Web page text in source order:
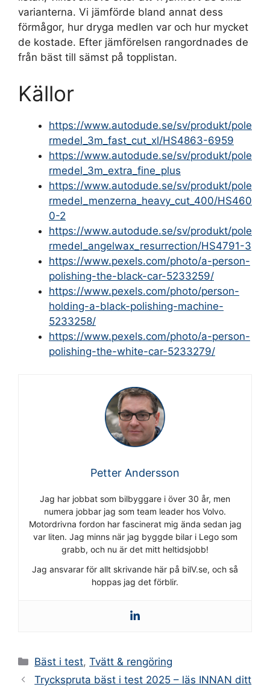
varianterna. Vi jämförde bland annat dess
förmågor, hur dryga medlen var och hur mycket
de kostade. Efter jämförelsen rangordnades de
från bäst till sämst på topplistan.
Källor
https://www.autodude.se/sv/produkt/pole
rmedel_3m_fast_cut_xl/HS4863-6959
https://www.autodude.se/sv/produkt/pole
rmedel_3m_extra_fine_plus
https://www.autodude.se/sv/produkt/pole
rmedel_menzerna_heavy_cut_400/HS460
0-2
https://www.autodude.se/sv/produkt/pole
rmedel_angelwax_resurrection/HS4791-3
https://www.pexels.com/photo/a-person-
polishing-the-black-car-5233259/
https://www.pexels.com/photo/person-
holding-a-black-polishing-machine-
5233258/
https://www.pexels.com/photo/a-person-
polishing-the-white-car-5233279/
Petter Andersson
Jag har jobbat som bilbyggare i över 30 år, men
numera jobbar jag som team leader hos Volvo.
Motordrivna fordon har fascinerat mig ända sedan jag
var liten. Jag minns när jag byggde bilar i Lego som
grabb, och nu är det mitt heltidsjobb!
Jag ansvarar för allt skrivande här på bilV.se, och så
hoppas jag det förblir.
Kategorier
Bäst i test,Tvätt & rengöring
Tryckspruta bäst i test 2025 – läs INNAN ditt